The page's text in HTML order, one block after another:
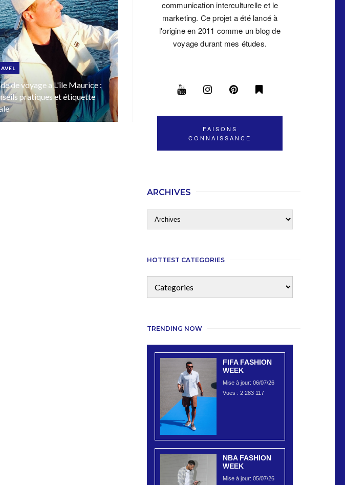
de voyage a L'île Maurice :
pratiques et étiquette
communication interculturelle et le
marketing. Ce projet a été lancé à
l'origine en 2011 comme un blog de
voyage durant mes études.
FAISONS
CONNAISSANCE
ARCHIVES
HOTTEST CATEGORIES
TRENDING NOW
FIFA FASHION
WEEK
Mise à jour: 06/07/26
Vues : 2 283 117
NBA FASHION
WEEK
Mise à jour: 05/07/26